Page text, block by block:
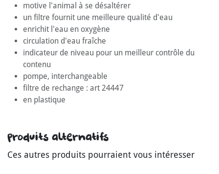
motive l'animal à se désaltérer
un filtre fournit une meilleure qualité d'eau
enrichit l'eau en oxygène
circulation d'eau fraîche
indicateur de niveau pour un meilleur contrôle du
contenu
pompe, interchangeable
filtre de rechange : art 24447
en plastique
Produits alternatifs
Ces autres produits pourraient vous intéresser